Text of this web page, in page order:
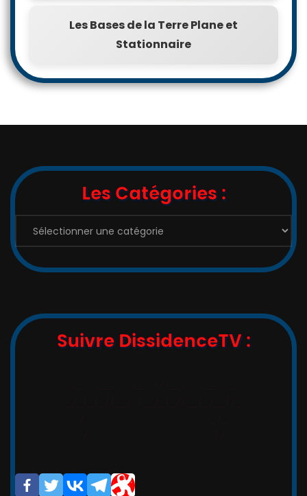
Les Bases de la Terre Plane et
Stationnaire
Les Catégories :
Catégories
Suivre DissidenceTV :